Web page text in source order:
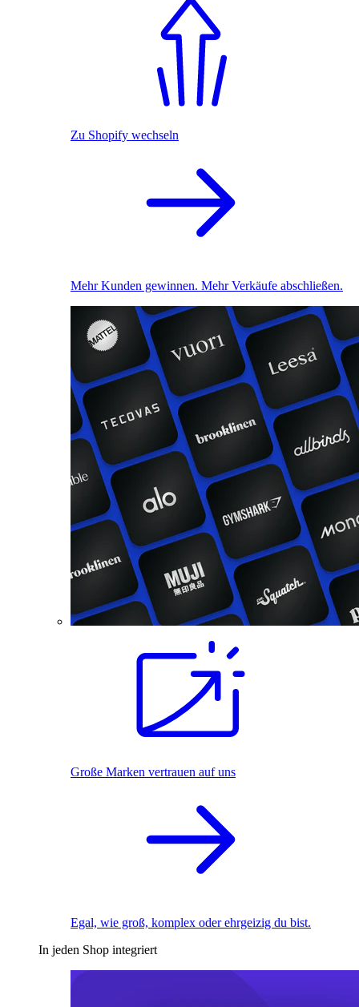
Zu Shopify wechseln
Mehr Kunden gewinnen. Mehr Verkäufe abschließen.
Große Marken vertrauen auf uns
Egal, wie groß, komplex oder ehrgeizig du bist.
In jeden Shop integriert